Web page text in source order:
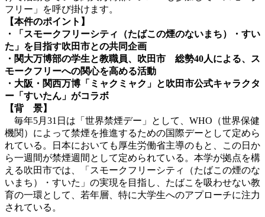
フリー」を呼び掛けます。
【本件のポイント】
・「スモークフリーシティ（たばこの煙のないまち）・すい
た」を目指す吹田市との共同企画
・関大万博部の学生と教職員、吹田市 総勢40人による、ス
モークフリーへの関心を高める活動
・大阪・関西万博「ミャクミャク」と吹田市公式キャラクタ
ー「すいたん」がコラボ
【背 景】
毎年5月31日は「世界禁煙デー」として、WHO（世界保健
機関）によって禁煙を推進するための国際デーとして定めら
れている。日本においても厚生労働省主導のもと、この日か
ら一週間が禁煙週間として定められている。本学が拠点を構
える吹田市では、「スモークフリーシティ（たばこの煙のな
いまち）・すいた」の実現を目指し、たばこを吸わせない教
育の一環として、若年層、特に大学生へのアプローチに注力
されている。